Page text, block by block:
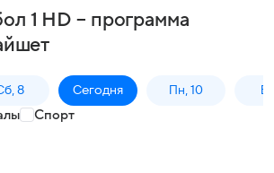
1 HD – программа
8 Сегодня Пн, 10
Спорт